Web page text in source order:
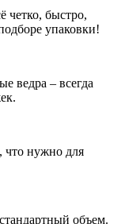
четко, быстро,
упаковки!
ведра – всегда
что нужно для
объем.